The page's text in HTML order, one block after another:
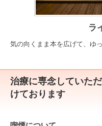
ラ
気の向くまま本を広げて、ゆ
治療に専念していた
けております